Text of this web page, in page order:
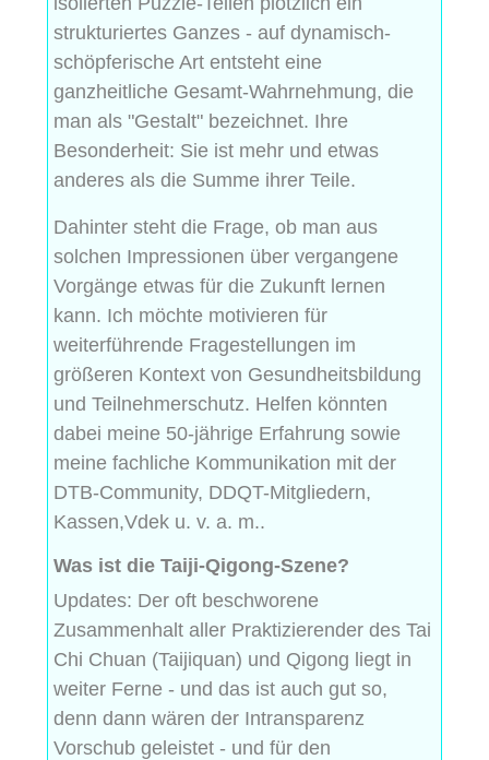
strukturiertes Ganzes - auf dynamisch-
schöpferische Art entsteht eine
ganzheitliche Gesamt-Wahrnehmung, die
man als "Gestalt" bezeichnet. Ihre
Besonderheit: Sie ist mehr und etwas
anderes als die Summe ihrer Teile.
Dahinter steht die Frage, ob man aus
solchen Impressionen über vergangene
Vorgänge etwas für die Zukunft lernen
kann. Ich möchte motivieren für
weiterführende Fragestellungen im
größeren Kontext von Gesundheitsbildung
und Teilnehmerschutz. Helfen könnten
dabei meine 50-jährige Erfahrung sowie
meine fachliche Kommunikation mit der
DTB-Community, DDQT-Mitgliedern,
Kassen,Vdek u. v. a. m..
Was ist die Taiji-Qigong-Szene?
Updates: Der oft beschworene
Zusammenhalt aller Praktizierender des Tai
Chi Chuan (Taijiquan) und Qigong liegt in
weiter Ferne - und das ist auch gut so,
denn dann wären der Intransparenz
Vorschub geleistet - und für den